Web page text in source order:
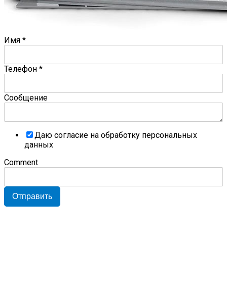
Имя *
Телефон *
Сообщение
Даю согласие на обработку персональных
данных
Comment
Отправить